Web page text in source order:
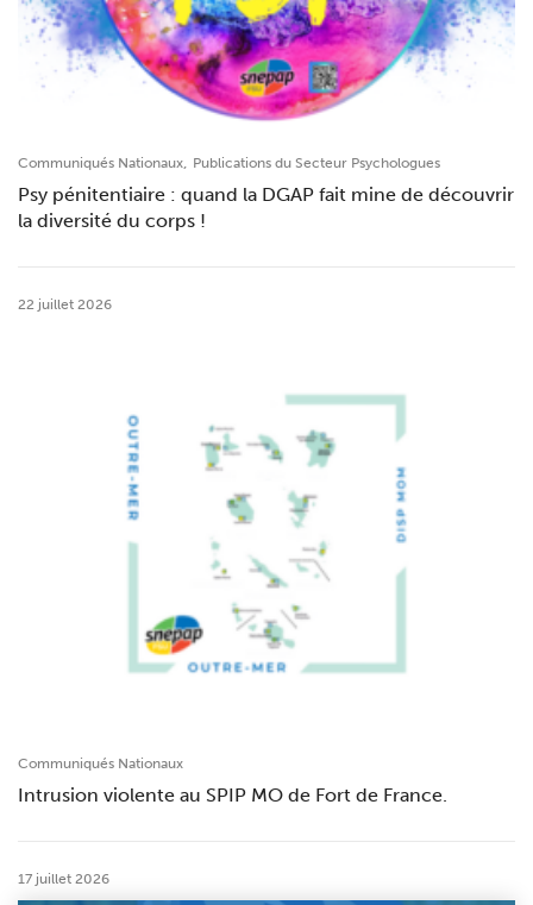
Communiqués Nationaux, Publications du Secteur Psychologues
Psy pénitentiaire : quand la DGAP fait mine de découvrir
la diversité du corps !
22 juillet 2026
Communiqués Nationaux
Intrusion violente au SPIP MO de Fort de France.
17 juillet 2026